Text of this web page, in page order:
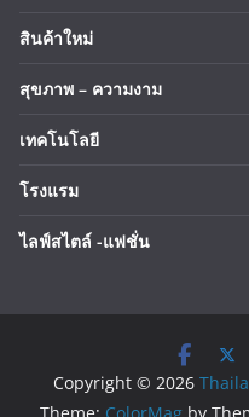
สินค้าใหม่
สุขภาพ – ความงาม
เทคโนโลยี
โรงแรม
ไลฟ์สไตล์ -แฟชั่น
Copyright © 2026